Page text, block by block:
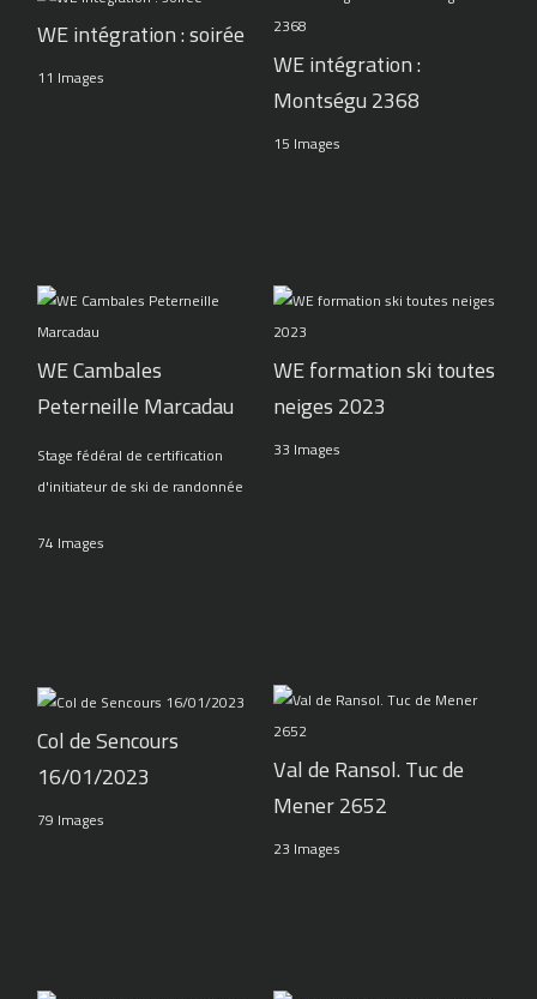
WE intégration : soirée
11 Images
WE intégration :
Montségu 2368
15 Images
WE Cambales
Peterneille Marcadau
Stage fédéral de certification
d'initiateur de ski de randonnée
74 Images
WE formation ski toutes
neiges 2023
33 Images
Col de Sencours
16/01/2023
79 Images
Val de Ransol. Tuc de
Mener 2652
23 Images